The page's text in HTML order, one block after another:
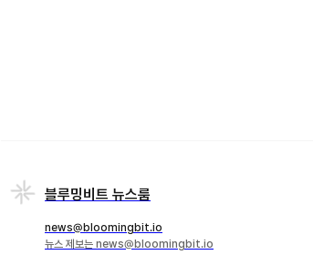
블루밍비트 뉴스룸
news@bloomingbit.io
뉴스 제보는 news@bloomingbit.io